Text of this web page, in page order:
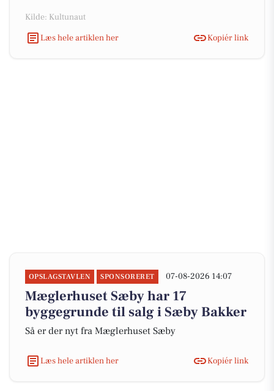
Kilde: Kultunaut
Læs hele artiklen her
Kopiér link
OPSLAGSTAVLEN SPONSORERET 07-08-2026 14:07
Mæglerhuset Sæby har 17
byggegrunde til salg i Sæby Bakker
Så er der nyt fra Mæglerhuset Sæby
Læs hele artiklen her Kopiér link